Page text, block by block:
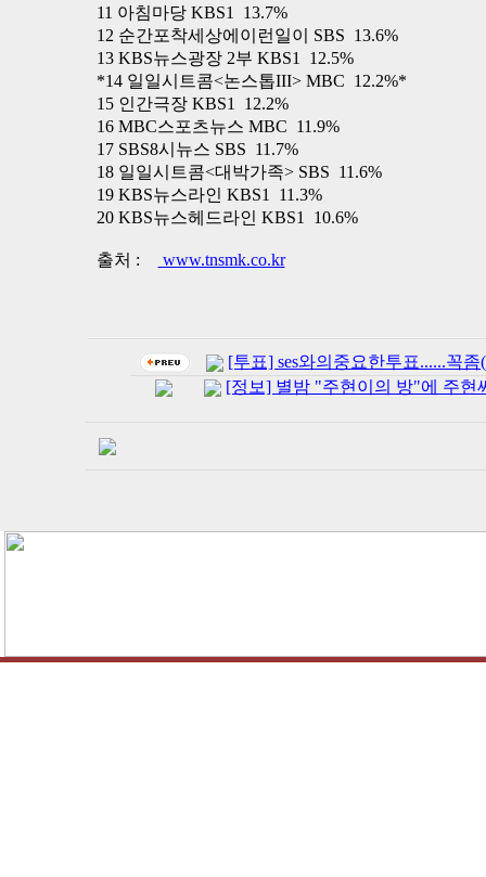
11 아침마당 KBS1 13.7%
12 순간포착세상에이런일이 SBS 13.6%
13 KBS뉴스광장 2부 KBS1 12.5%
*14 일일시트콤<논스톱III> MBC 12.2%*
15 인간극장 KBS1 12.2%
16 MBC스포츠뉴스 MBC 11.9%
17 SBS8시뉴스 SBS 11.7%
18 일일시트콤<대박가족> SBS 11.6%
19 KBS뉴스라인 KBS1 11.3%
20 KBS뉴스헤드라인 KBS1 10.6%
출처 : www.tnsmk.co.kr
[투표] ses와의중요한투표......꼭좀
[정보] 별밤 "주현이의 방"에 주현